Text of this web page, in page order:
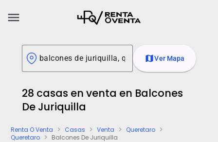
menu
mapVer Mapa
28 casas en venta en Balcones
De Juriquilla
Renta O Venta chevron_right Casas chevron_right Venta chevron_right Queretaro chevron_right
Queretaro chevron_right Balcones De Juriquilla